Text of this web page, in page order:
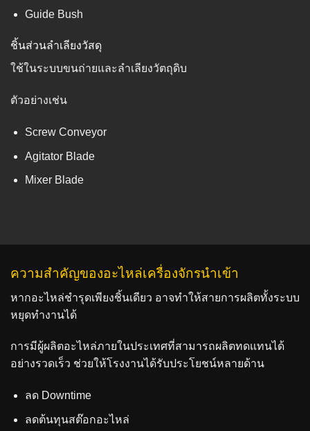
Guide Bush
ชิ้นส่วนลำเลียงวัสดุ
ใช้ในระบบขนถ่ายและลำเลียงวัตถุดิบ
ตัวอย่างเช่น
Screw Conveyor
Agitator Blade
Mixer Blade
ความสำคัญของอะไหล่เครื่องจักรนำเข้า
หากอะไหล่ชำรุดเพียงชิ้นเดียว อาจทำให้สายการผลิตทั้งระบบ
หยุดทำงานได้
การมีผู้ผลิตอะไหล่ภายในประเทศที่สามารถผลิตทดแทนได้
อย่างรวดเร็ว ช่วยให้โรงงานได้รับประโยชน์หลายด้าน
ลด Downtime
ลดต้นทุนสต๊อกอะไหล่